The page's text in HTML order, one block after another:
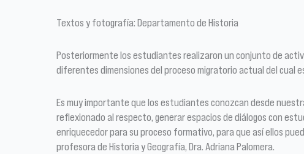
Textos y fotografía: Departamento de Historia
Posteriormente los estudiantes realizaron un conjunto de
diferentes dimensiones del proceso migratorio actual del cual
Es muy importante que los estudiantes conozcan desde
reflexionado al respecto, generar espacios de diálogos con
enriquecedor para su proceso formativo, para que así ellos
profesora de Historia y Geografía, Dra. Adriana Palomera.